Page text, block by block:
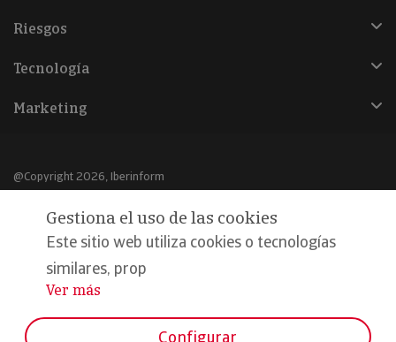
Riesgos
Tecnología
Marketing
@Copyright 2026, Iberinform
Aviso legal
Política de cookies
Declaración de privacidad
Gestiona el uso de las cookies
Este sitio web utiliza cookies o tecnologías
similares, prop
...
Ver más
Configurar